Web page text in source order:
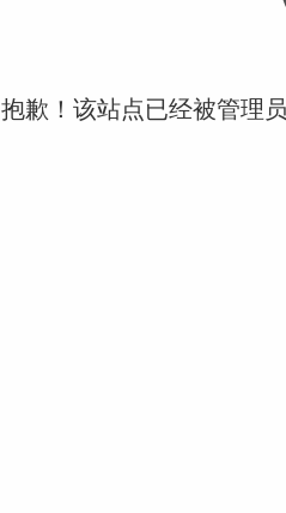
抱歉！该站点已经被管理